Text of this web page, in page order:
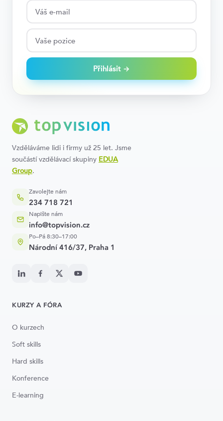
Přihlásit →
Vzděláváme lidi i firmy už 25 let. Jsme
součástí vzdělávací skupiny EDUA
Group.
Zavolejte nám
234 718 721
Napište nám
info@topvision.cz
Po–Pá 8:30–17:00
Národní 416/37, Praha 1
KURZY A FÓRA
O kurzech
Soft skills
Hard skills
Konference
E-learning